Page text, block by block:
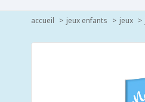
accueil jeux enfants jeux